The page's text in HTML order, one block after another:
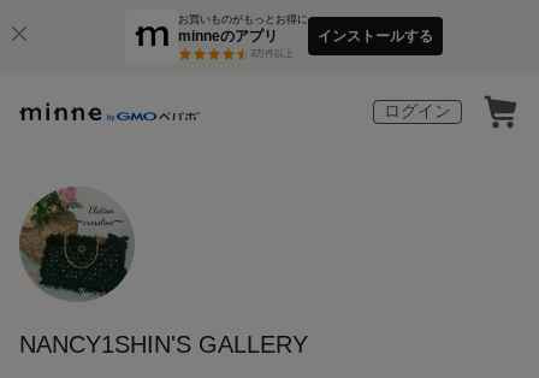
お買いものがもっとお得に
minneのアプリ
3万件以上
インストールする
ログイン
NANCY1SHIN'S GALLERY